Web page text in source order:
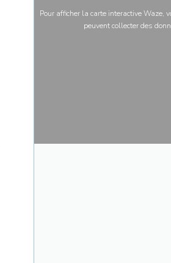
Pour afficher la carte interactive Waze,
peuvent collecter des